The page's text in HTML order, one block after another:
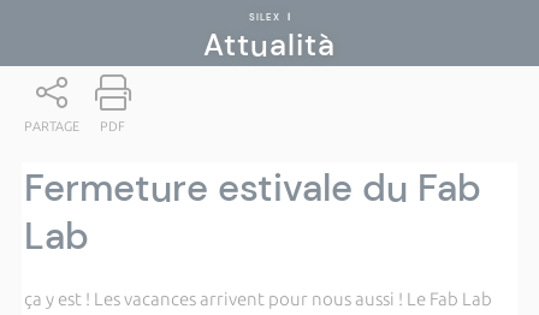
SILEX |
Attualità
PARTAGE PDF
Fermeture estivale du Fab
Lab
ça y est ! Les vacances arrivent pour nous aussi ! Le Fab Lab